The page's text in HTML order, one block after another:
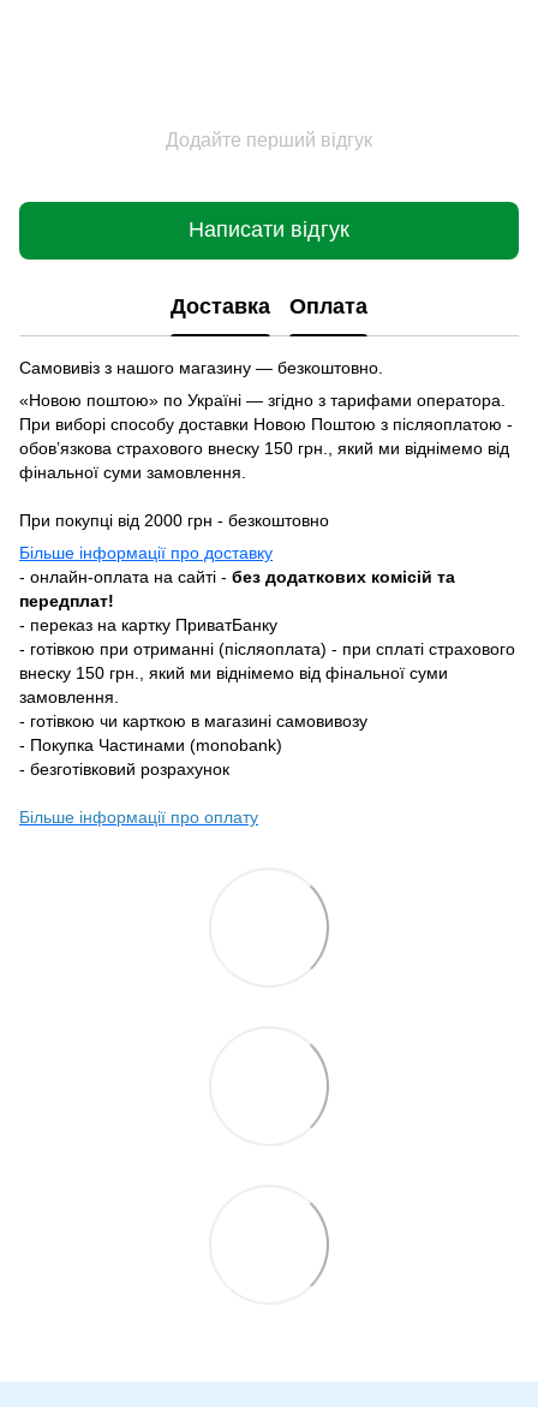
Додайте перший відгук
Написати відгук
Доставка Оплата
Самовивіз з нашого магазину — безкоштовно.
«Новою поштою» по Україні — згідно з тарифами оператора.
При виборі способу доставки Новою Поштою з післяоплатою -
обовʼязкова страхового внеску 150 грн., який ми віднімемо від
фінальної суми замовлення.
При покупці від 2000 грн - безкоштовно
Більше інформації про доставку
- онлайн-оплата на сайті - без додаткових комісій та
передплат!
- переказ на картку ПриватБанку
- готівкою при отриманні (післяоплата) - при сплаті страхового
внеску 150 грн., який ми віднімемо від фінальної суми
замовлення.
- готівкою чи карткою в магазині самовивозу
- Покупка Частинами (monobank)
- безготівковий розрахунок
Більше інформації про оплату